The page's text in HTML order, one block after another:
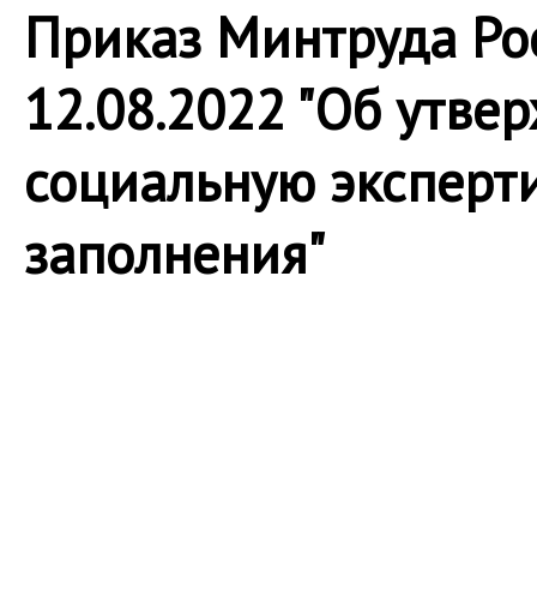
Приказ Минтруда
12.08.2022 "Об
социальную
заполнения"